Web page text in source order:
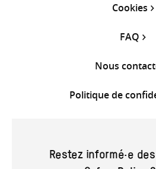
Cookies
FAQ
Nous
Politique de
Restez informé·e